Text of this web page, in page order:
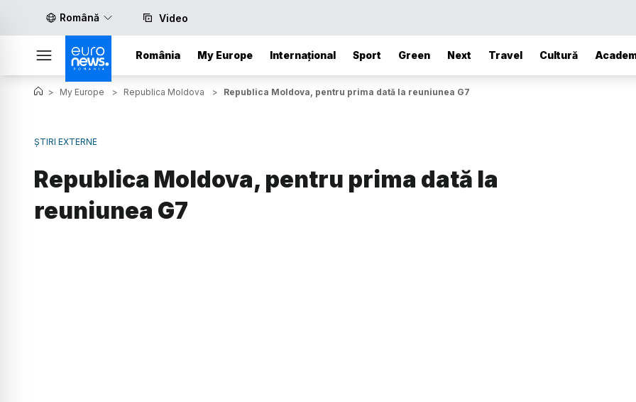
Română Video
România My Europe Internațional Sport Green Next Travel Cultură
> My Europe > Republica Moldova > Republica Moldova, pentru prima dată la reuniunea G7
ȘTIRI EXTERNE
Republica Moldova, pentru prima dată la
reuniunea G7